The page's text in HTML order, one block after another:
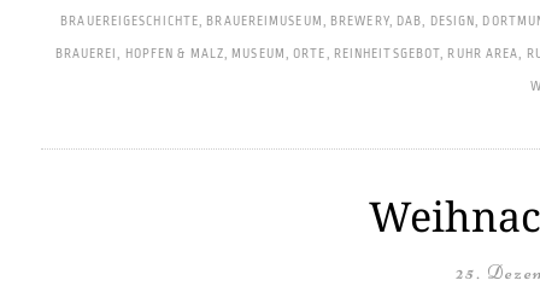
BRAUEREIGESCHICHTE, BRAUEREIMUSEUM , BREWERY, DAB, DESIGN,
BRAUEREI, HOPFEN & MALZ, MUSEUM ,ORTE, REINHEITSGEBOT, RUHR AREA,
25.